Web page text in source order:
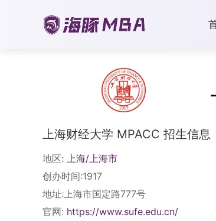
上海财经大学 MPACC 招生信息
地区: 上海/上海市
创办时间:1917
地址:上海市国定路777号
官网: https://www.sufe.edu.cn/